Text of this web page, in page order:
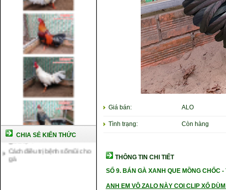
CHIA SẺ KIẾN THỨC
Cách nuôi gà chế độ đá c1
Cách nuôi gà đông tảo thuần
chủng
Kỹ thuật nuôi gà con mới nở
Hướng dẫn nuôi gà đá
Tại sao bạn cần biết cách nuôi
gà chọi ?
Cách điều trị bệnh sổ mũi cho
gà
Giá bán: ALO
Tình trạng: Còn hàng
THÔNG TIN CHI TIẾT
SỐ 9.BÁN GÀ XANH QUE MỒNG CHỐC -
ANH EM VÔ ZALO NÀY COI CLIP XỔ